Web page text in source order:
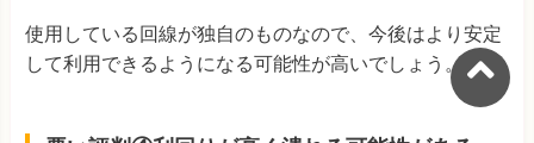
使用している回線が独自のものなので、今後はより安定
して利用できるようになる可能性が高いでしょう。